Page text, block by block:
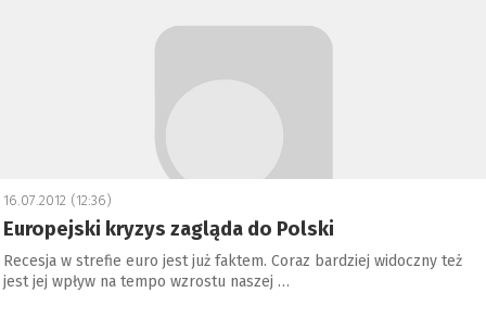
16.07.2012 (12:36)
Europejski kryzys zagląda do Polski
Recesja w strefie euro jest już faktem. Coraz bardziej widoczny też
jest jej wpływ na tempo wzrostu naszej …